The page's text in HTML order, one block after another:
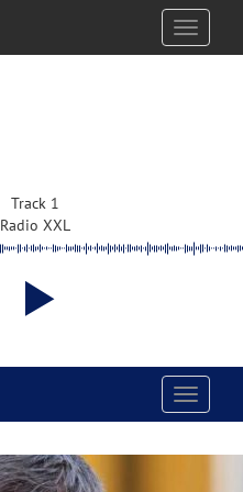
Toggle
Track 1
Radio XXL
Toggle